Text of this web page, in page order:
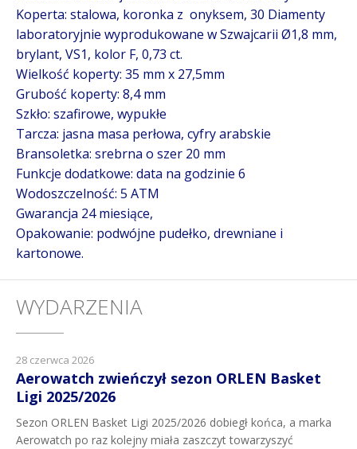
Koperta: stalowa, koronka z onyksem, 30 Diamenty
laboratoryjnie wyprodukowane w Szwajcarii Ø1,8 mm,
brylant, VS1, kolor F, 0,73 ct.
Wielkość koperty: 35 mm x 27,5mm
Grubość koperty: 8,4 mm
Szkło: szafirowe, wypukłe
Tarcza: jasna masa perłowa, cyfry arabskie
Bransoletka: srebrna o szer 20 mm
Funkcje dodatkowe: data na godzinie 6
Wodoszczelność: 5 ATM
Gwarancja 24 miesiące,
Opakowanie: podwójne pudełko, drewniane i
kartonowe.
WYDARZENIA
28 czerwca 2026
Aerowatch zwieńczył sezon ORLEN Basket
Ligi 2025/2026
Sezon ORLEN Basket Ligi 2025/2026 dobiegł końca, a marka
Aerowatch po raz kolejny miała zaszczyt towarzyszyć